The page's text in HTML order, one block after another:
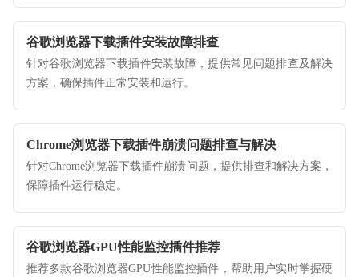
谷歌浏览器下载插件安装故障排查
针对谷歌浏览器下载插件安装故障，提供常见问题排查及解决
方案，确保插件正常安装和运行。
Chrome浏览器下载插件崩溃问题排查与解决
针对Chrome浏览器下载插件崩溃问题，提供排查和解决方案，
保障插件运行稳定。
谷歌浏览器GPU性能监控插件推荐
推荐多款谷歌浏览器GPU性能监控插件，帮助用户实时掌握硬